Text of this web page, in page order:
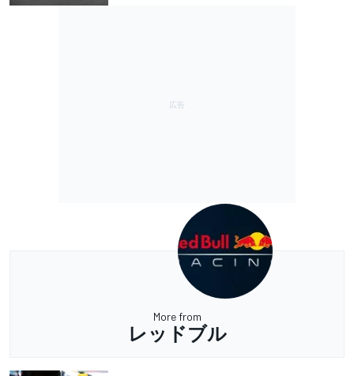
More from
レッドブル